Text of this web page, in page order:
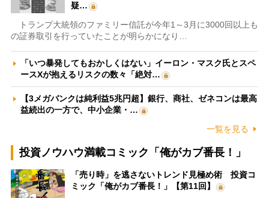
疑…
トランプ大統領のファミリー信託が今年1～3月に3000回以上も
の証券取引を行っていたことが明らかになり…
「いつ暴発してもおかしくはない」イーロン・マスク氏とスペ
ースXが抱えるリスクの数々「絶対…
【3メガバンクは純利益5兆円超】銀行、商社、ゼネコンは最高
益続出の一方で、中小企業・…
一覧を見る
投資ノウハウ満載コミック「俺がカブ番長！」
「売り時」を逃さないトレンド見極め術 投資コ
ミック「俺がカブ番長！」【第11回】